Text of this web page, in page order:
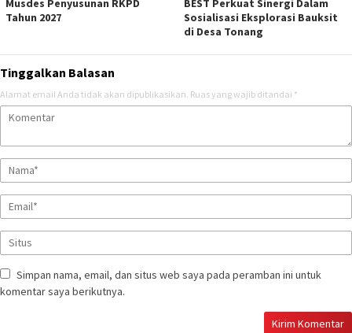
Musdes Penyusunan RKPD
Tahun 2027
BEST Perkuat Sinergi Dalam
Sosialisasi Eksplorasi Bauksit
di Desa Tonang
Tinggalkan Balasan
Alamat email Anda tidak akan dipublikasikan. Ruas yang wajib ditandai *
Simpan nama, email, dan situs web saya pada peramban ini untuk
komentar saya berikutnya.